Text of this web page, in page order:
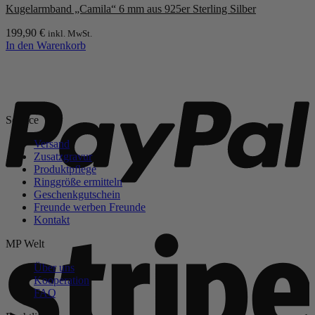
auf.
Optionen
können
gewählt
werden
Kugelarmband „Camila“ 6 mm aus 925er Sterling Silber
199,90 € inkl. MwSt.
In den Warenkorb
Service
Versand
Zusatzgravur
Produktpflege
Ringgröße ermitteln
Geschenkgutschein
Freunde werben Freunde
Kontakt
MP Welt
Über uns
Kooperation
FAQ